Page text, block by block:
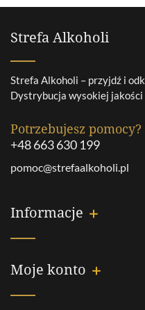
Strefa Alkoholi
Strefa Alkoholi – przyjdź i
Dystrybucja wysokiej jakości
Potrzebujesz pomocy?
+48 663 630 199
pomoc@strefaalkoholi.pl
Informacje
Moje konto